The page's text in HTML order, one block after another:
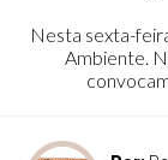
Nesta sexta-
Ambiente.